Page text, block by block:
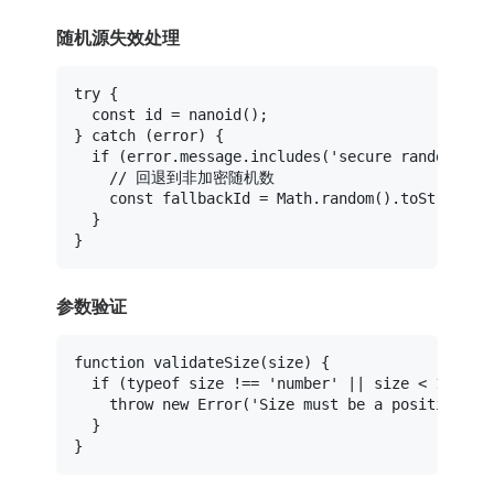
随机源失效处理
try {
const id = nanoid ();
} catch (error) {
if (error.message. includes ( 'secure random
// 回退到非加密随机数
const fallbackId = Math. random().toString
  }
参数验证
function validateSize(size) {
if (typeof size !== 'number' || size < 1
throw new Error( 'Size must be a positive
  }